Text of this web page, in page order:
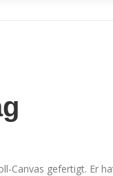
Canvas gefertigt. Er